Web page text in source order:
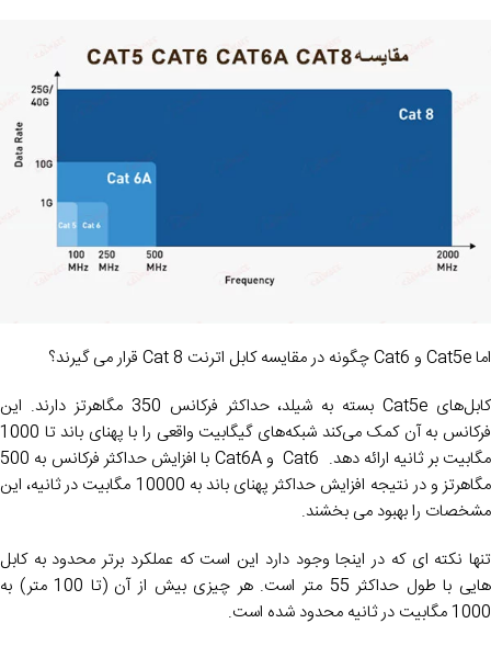
اما Cat5e و Cat6 چگونه در مقایسه کابل اترنت Cat 8 قرار می گیرند؟
کابل‌های Cat5e بسته به شیلد، حداکثر فرکانس 350 مگاهرتز دارند. این
فرکانس به آن کمک می‌کند شبکه‌های گیگابیت واقعی را با پهنای باند تا 1000
مگابیت بر ثانیه ارائه دهد. Cat6 و Cat6A با افزایش حداکثر فرکانس به 500
مگاهرتز و در نتیجه افزایش حداکثر پهنای باند به 10000 مگابیت در ثانیه، این
مشخصات را بهبود می بخشند.
تنها نکته ای که در اینجا وجود دارد این است که عملکرد برتر محدود به کابل
هایی با طول حداکثر 55 متر است. هر چیزی بیش از آن (تا 100 متر) به
1000 مگابیت در ثانیه محدود شده است.